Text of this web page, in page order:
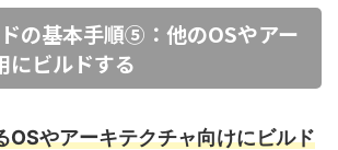
の基本手順⑤：他のOSやアー
にビルドする
OSやアーキテクチャ向けにビルド